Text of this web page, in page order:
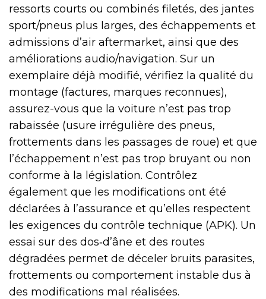
ressorts courts ou combinés filetés, des jantes
sport/pneus plus larges, des échappements et
admissions d’air aftermarket, ainsi que des
améliorations audio/navigation. Sur un
exemplaire déjà modifié, vérifiez la qualité du
montage (factures, marques reconnues),
assurez-vous que la voiture n’est pas trop
rabaissée (usure irrégulière des pneus,
frottements dans les passages de roue) et que
l’échappement n’est pas trop bruyant ou non
conforme à la législation. Contrôlez
également que les modifications ont été
déclarées à l’assurance et qu’elles respectent
les exigences du contrôle technique (APK). Un
essai sur des dos‑d’âne et des routes
dégradées permet de déceler bruits parasites,
frottements ou comportement instable dus à
des modifications mal réalisées.